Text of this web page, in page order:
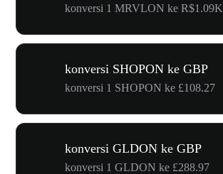
konversi 1 MRVLON ke R$1.09K
konversi SHOPON ke GBP
konversi 1 SHOPON ke £108.27
konversi GLDON ke GBP
konversi 1 GLDON ke £288.97